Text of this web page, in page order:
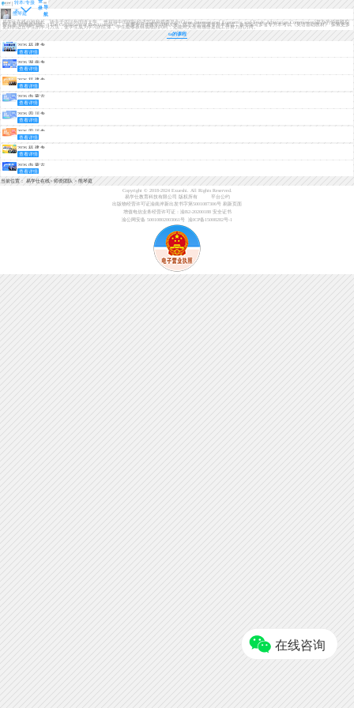
转本/专接
本
登
录导
航
熊琴庭
擅长科目：公共英语,大学英语,现代汉语
易学仕在线分校校长，毕业于四川外国语大学。 曾获得中国国际经济贸易仲裁委员会(China International Economic and Trade Arbitration Commission)举办的仲裁模拟
辩论赛“优秀参与奖”（The Certificate of Participation）。 从事专升本教学11年以来，熟悉全国普通专升本考试，参与编写多省专升本考试《英语基础教材》 探索更多
更好的适宜学生的学习方法，使学生成为学习的主体，学生能够获得成绩的同时，还能对人生有感悟是我工作努力的方向。
ta的课程
2026福建专
升本暑期集
查看详情
2026湖南专
升本基础录
播课
查看详情
2026福建专
升本考情分
析+备考指南
查看详情
2026内蒙古
专升本免费
体验课
查看详情
2026四川专
升本免费试
听课（理
科）
查看详情
2026四川专
升本免费试
听课（文
科）
查看详情
2026福建专
升本春季班·
【全程直
播】
查看详情
2026内蒙古
专升本考情
分析+备考指
南
查看详情
当前位置：易学仕在线> 师资团队 > 熊琴庭
Copyright © 2018-2024 Exueshi. All Rights Reserved.
易学仕教育科技有限公司 版权所有
平台公约
出版物经营许可证渝南岸新出发书字第5001087306号 刷新页面
增值电信业务经营许可证：渝B2-20200188 安全证书
渝公网安备 50010802003061号
渝ICP备15008282号-1